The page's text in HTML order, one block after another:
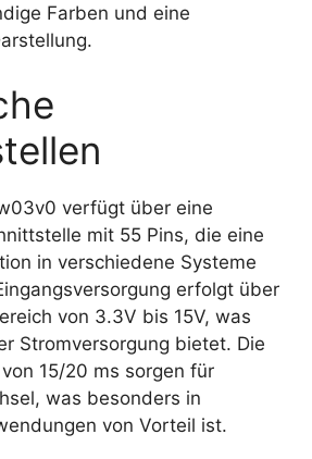
Farben und eine
verfügt über eine
mit 55 Pins, die eine
in verschiedene Systeme
erfolgt über
von 3.3V bis 15V, was
Stromversorgung bietet. Die
15/20 ms sorgen für
was besonders in
von Vorteil ist.